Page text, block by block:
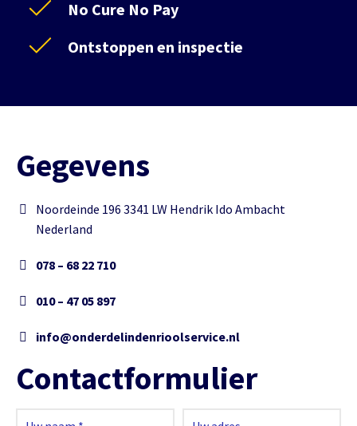
No Cure No Pay
Ontstoppen en inspectie
Gegevens
Noordeinde 196 3341 LW Hendrik Ido Ambacht
Nederland
078 – 68 22 710
010 – 47 05 897
info@onderdelindenrioolservice.nl
Contactformulier